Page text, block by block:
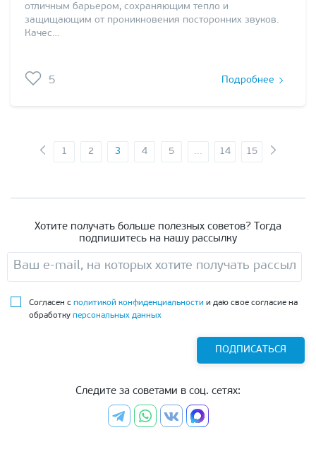
отличным барьером, сохраняющим тепло и
защищающим от проникновения посторонних звуков.
Качес…
5 Подробнее
1 2 3 4 5 ... 14 15
Хотите получать больше полезных советов? Тогда
подпишитесь на нашу рассылку
Согласен с политикой конфиденциальности и даю свое согласие на
обработку персональных данных
ПОДПИСАТЬСЯ
Следите за советами в соц. сетях: